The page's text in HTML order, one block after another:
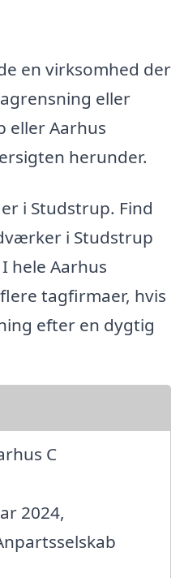
en virksomhed der
eller
eller Aarhus
herunder.
i Studstrup. Find
i Studstrup
hele Aarhus
tagfirmaer, hvis
efter en dygtig
C
2024,